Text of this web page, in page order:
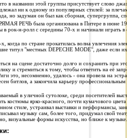
в названии этой группы присутствует слово
ни к одному из популярных стилей: за
но задуман он был как сборная, супергруппа,
РЕЧЬ была организована в Питере в июне
рок-н-ролл с середины 70-х и начинали играть
когда по стране прокатилась волна увлечения
титул "местных DEPECHE MODE", даже если
на сцене достаточно долго и сохранить при
и стремиться к тому, чтобы ответить на её
это, несомненно, удалось - она провела на
битлов, а закончила карьеру
в уличной сутолоке, среди посетителей
костюмы ярко-красного, почти кумачового
стиле, устраивал выставки и перформансы,
музыку сам, более того, придумал свой
визуальные формы искусства, но ближе к музыке.